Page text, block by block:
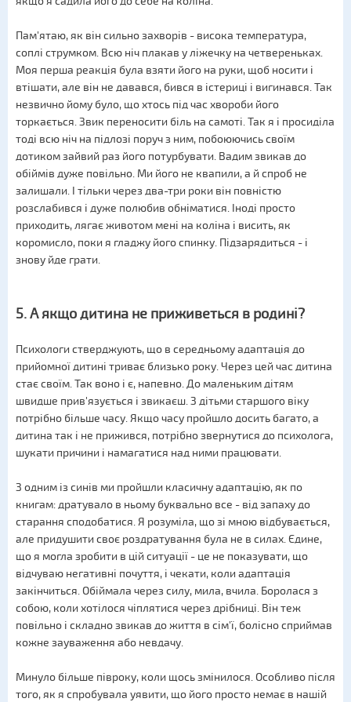
Пам'ятаю, як він сильно захворів - висока температура,
соплі струмком. Всю ніч плакав у ліжечку на четвереньках.
Моя перша реакція була взяти його на руки, щоб носити і
втішати, але він не давався, бився в істериці і вигинався. Так
незвично йому було, що хтось під час хвороби його
торкається. Звик переносити біль на самоті. Так я і просиділа
тоді всю ніч на підлозі поруч з ним, побоюючись своїм
дотиком зайвий раз його потурбувати. Вадим звикав до
обіймів дуже повільно. Ми його не квапили, а й спроб не
залишали. І тільки через два-три роки він повністю
розслабився і дуже полюбив обніматися. Іноді просто
приходить, лягає животом мені на коліна і висить, як
коромисло, поки я гладжу його спинку. Підзарядиться - і
знову йде грати.
5. А якщо дитина не приживеться в родині?
Психологи стверджують, що в середньому адаптація до
прийомної дитині триває близько року. Через цей час дитина
стає своїм. Так воно і є, напевно. До маленьким дітям
швидше прив'язується і звикаєш. З дітьми старшого віку
потрібно більше часу. Якщо часу пройшло досить багато, а
дитина так і не прижився, потрібно звернутися до психолога,
шукати причини і намагатися над ними працювати.
З одним із синів ми пройшли класичну адаптацію, як по
книгам: дратувало в ньому буквально все - від запаху до
старання сподобатися. Я розуміла, що зі мною відбувається,
але придушити своє роздратування була не в силах. Єдине,
що я могла зробити в цій ситуації - це не показувати, що
відчуваю негативні почуття, і чекати, коли адаптація
закінчиться. Обіймала через силу, мила, вчила. Боролася з
собою, коли хотілося чіплятися через дрібниці. Він теж
повільно і складно звикав до життя в сім'ї, болісно сприймав
кожне зауваження або невдачу.
Минуло більше півроку, коли щось змінилося. Особливо після
того, як я спробувала уявити, що його просто немає в нашій